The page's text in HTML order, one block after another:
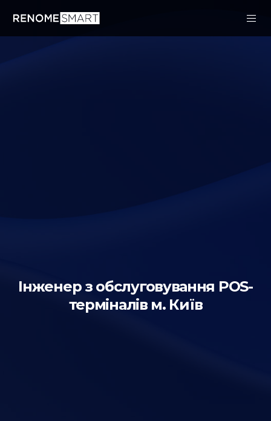
Інженер з обслуговування POS-
терміналів м. Київ